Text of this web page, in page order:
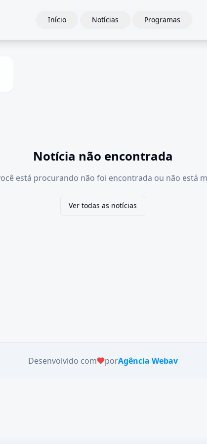
Início Notícias Programas
Notícia não encontrada
está procurando não foi encontrada ou não está
Ver todas as notícias
Desenvolvido com porAgência Webav